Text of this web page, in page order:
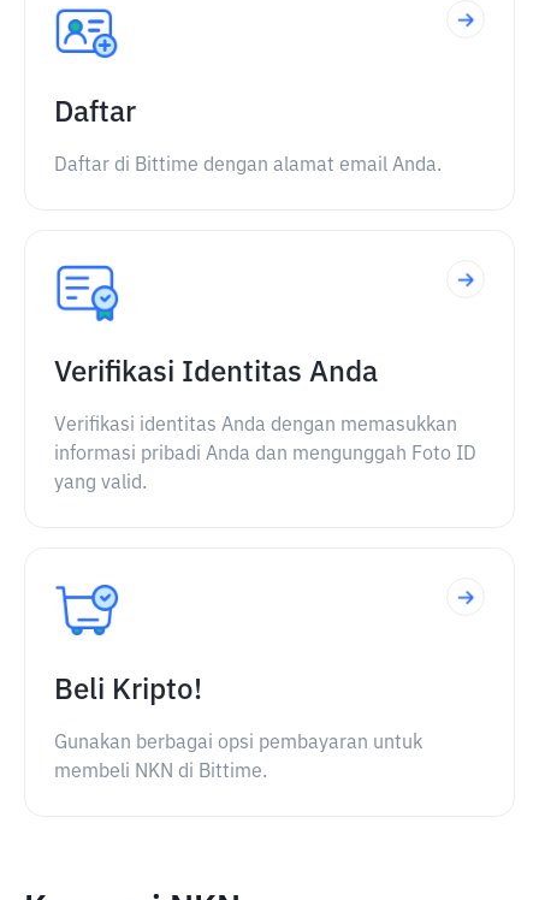
Daftar
Daftar di Bittime dengan alamat email Anda.
Verifikasi Identitas Anda
Verifikasi identitas Anda dengan memasukkan
informasi pribadi Anda dan mengunggah Foto ID
yang valid.
Beli Kripto!
Gunakan berbagai opsi pembayaran untuk
membeli NKN di Bittime.